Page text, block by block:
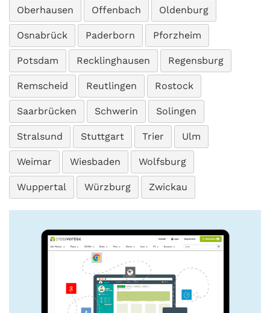
Oberhausen Offenbach Oldenburg
Osnabrück Paderborn Pforzheim
Potsdam Recklinghausen Regensburg
Remscheid Reutlingen Rostock
Saarbrücken Schwerin Solingen
Stralsund Stuttgart Trier Ulm
Weimar Wiesbaden Wolfsburg
Wuppertal Würzburg Zwickau